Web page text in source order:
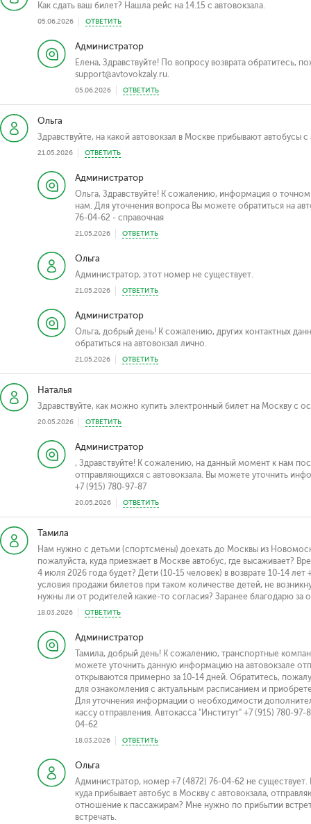
Как сдать ваш билет? Нашла рейс на 14.15 с автовокзала.
05.06.2026 ОТВЕТИТЬ
Администратор
Елена, Здравствуйте! По вопросу возврата обратитесь,
support@avtovokzaly.ru.
05.06.2026 ОТВЕТИТЬ
Ольга
Здравствуйте, на какой автовокзал в Москве прибывают автобусы
21.05.2026 ОТВЕТИТЬ
Администратор
Ольга, Здравствуйте! К сожалению, информация о
нам. Для уточнения вопроса Вы можете обратиться на
76-04-62 - справочная
21.05.2026 ОТВЕТИТЬ
Ольга
Администратор, этот номер не существует.
21.05.2026 ОТВЕТИТЬ
Администратор
Ольга, добрый день! К сожалению, других контактных
обратиться на автовокзал лично.
21.05.2026 ОТВЕТИТЬ
Наталья
Здравствуйте, как можно купить электронный билет на Москву с
20.05.2026 ОТВЕТИТЬ
Администратор
, Здравствуйте! К сожалению, на данный момент к нам
отправляющихся с автовокзала. Вы можете уточнить
+7 (915) 780-97-87
20.05.2026 ОТВЕТИТЬ
Тамила
Нам нужно с детьми (спортсмены) доехать до Москвы из
пожалуйста, куда приезжает в Москве автобус, где высаживает?
4 июля 2026 года будет? Дети (10-15 человек) в возврате 10-14
условия продажи билетов при таком количестве детей, не
нужны ли от родителей какие-то согласия? Заранее благодарю за
18.03.2026 ОТВЕТИТЬ
Администратор
Тамила, добрый день! К сожалению, транспортные
можете уточнить данную информацию на автовокзале
открываются примерно за 10-14 дней. Обратитесь,
для ознакомления с актуальным расписанием и
Для уточнения информации о необходимости
кассу отправления. Автокасса "Институт" +7 (915) 780-
04-62
18.03.2026 ОТВЕТИТЬ
Ольга
Администратор, номер +7 (4872) 76-04-62 не существует.
куда прибывает автобус в Москву с автовокзала,
отношение к пассажирам? Мне нужно по прибытии
встречать.